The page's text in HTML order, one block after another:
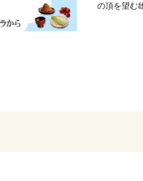
の頂を望む
約５５５
林野が占め
あり、市街
盆地特有
冬は寒冷